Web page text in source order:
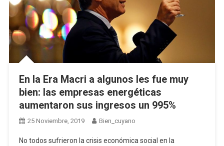
En la Era Macri a algunos les fue muy
bien: las empresas energéticas
aumentaron sus ingresos un 995%
25 Noviembre, 2019 Bien_cuyano
No todos sufrieron la crisis económica social en la